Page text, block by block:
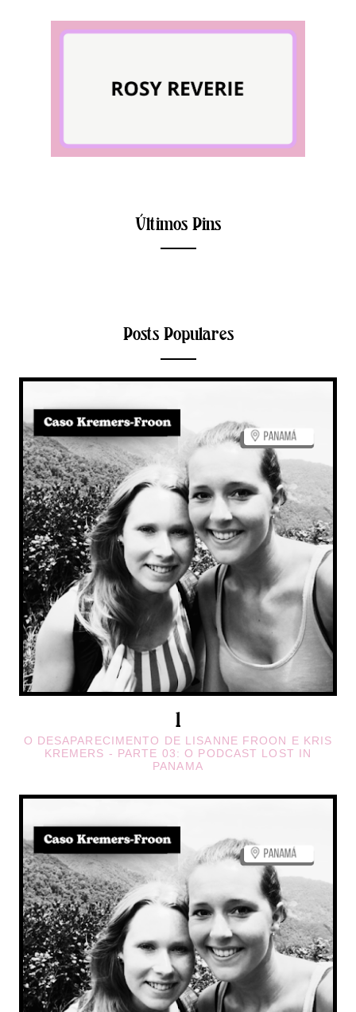
Últimos Pins
Posts Populares
O DESAPARECIMENTO DE LISANNE FROON E KRIS
KREMERS - PARTE 03: O PODCAST LOST IN
PANAMA